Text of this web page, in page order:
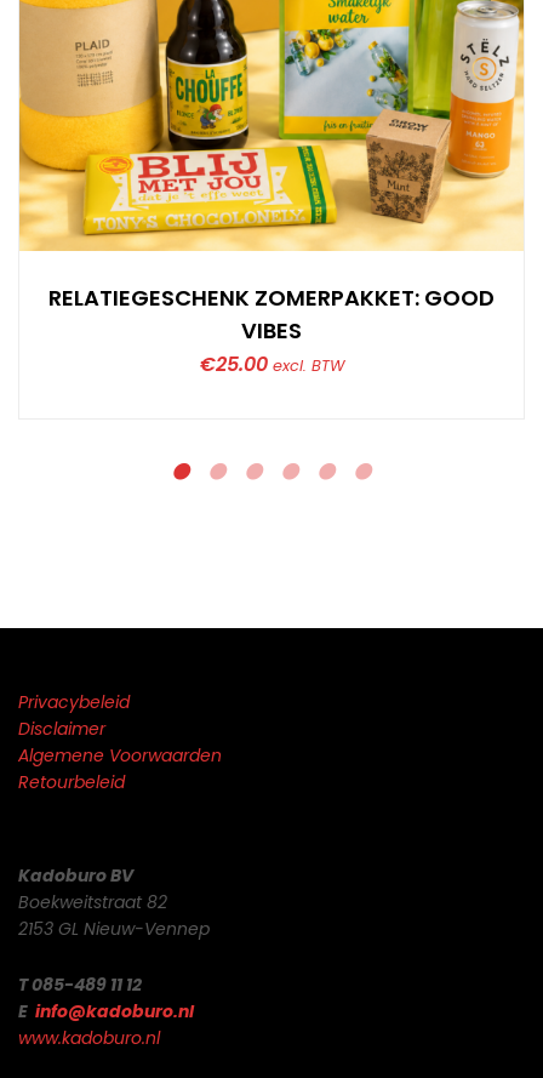
RELATIEGESCHENK ZOMERPAKKET: GOOD
VIBES
€25.00 excl. BTW
Privacybeleid
Disclaimer
Algemene Voorwaarden
Retourbeleid
Kadoburo BV
Boekweitstraat 82
2153 GL Nieuw-Vennep
T 085-489 11 12
E info@kadoburo.nl
www.kadoburo.nl